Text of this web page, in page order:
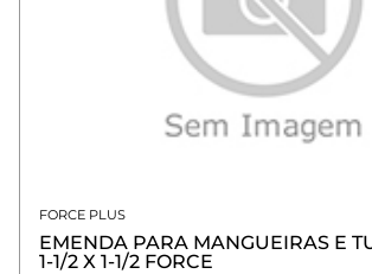
FORCE PLUS
EMENDA PARA MANGUEIRAS E
1-1/2 X 1-1/2 FORCE